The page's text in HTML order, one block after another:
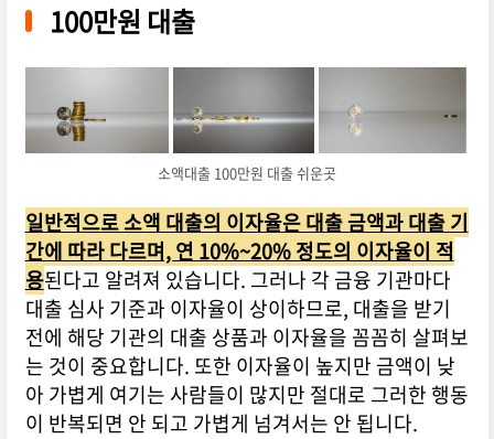
100만원 대출
소액대출 100만원 대출 쉬운곳
일반적으로 소액 대출의 이자율은 대출 금액과 대출 기
간에 따라 다르며, 연 10%~20% 정도의 이자율이 적
용된다고 알려져 있습니다. 그러나 각 금융 기관마다
대출 심사 기준과 이자율이 상이하므로, 대출을 받기
전에 해당 기관의 대출 상품과 이자율을 꼼꼼히 살펴보
는 것이 중요합니다. 또한 이자율이 높지만 금액이 낮
아 가볍게 여기는 사람들이 많지만 절대로 그러한 행동
이 반복되면 안 되고 가볍게 넘겨서는 안 됩니다.